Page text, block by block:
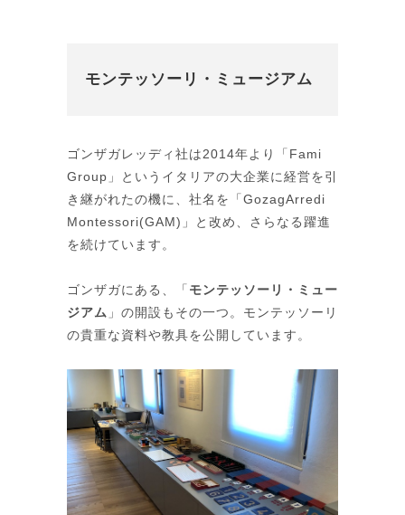
モンテッソーリ・ミュージアム
ゴンザガレッディ社は2014年より「Fami
Group」というイタリアの大企業に経営を引
き継がれたの機に、社名を「GozagArredi
Montessori(GAM)」と改め、さらなる躍進
を続けています。
ゴンザガにある、「 モンテッソーリ・ミュー
ジアム 」の開設もその一つ。モンテッソーリ
の貴重な資料や教具を公開しています。